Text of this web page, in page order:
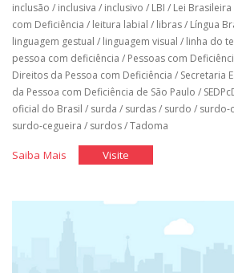
inclusão / inclusiva / inclusivo / LBI / Lei
com Deficiência / leitura labial / libras/ Língua
linguagem gestual / linguagem visual / linha do
pessoa com deficiência / Pessoas com
Direitos da Pessoa com Deficiência / Secretaria
da Pessoa com Deficiência de São Paulo /
oficial do Brasil / surda / surdas/ surdo / surdo-
surdo-cegueira / surdos/Tadoma
Saiba Mais"A
Visite"A